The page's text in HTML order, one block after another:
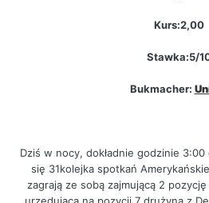
Kurs:2,00
Stawka:5/
Bukmacher:
Dziś w nocy, dokładnie godzinie
się 31kolejka spotkań
zagrają ze sobą zajmującą 2
urzędująca na pozycji 7 drużyna z